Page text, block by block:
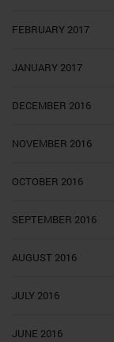
FEBRUARY 2017
JANUARY 2017
DECEMBER 2016
NOVEMBER 2016
OCTOBER 2016
SEPTEMBER 2016
AUGUST 2016
JULY 2016
JUNE 2016